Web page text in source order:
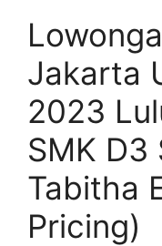
Jakarta
2023
SMK D3
Tabitha
Pricing)